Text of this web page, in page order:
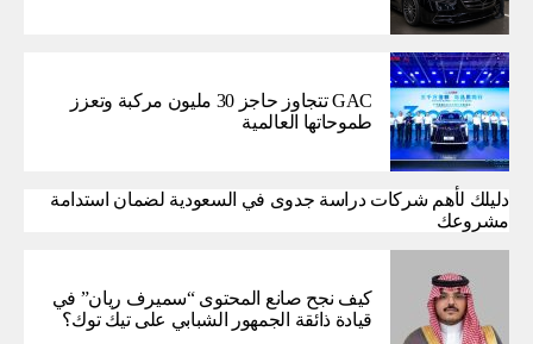
GAC تتجاوز حاجز 30 مليون مركبة وتعزز
طموحاتها العالمية
دليلك لأهم شركات دراسة جدوى في السعودية لضمان استدامة
مشروعك
كيف نجح صانع المحتوى “سميرف ريان” في
قيادة ذائقة الجمهور الشبابي على تيك توك؟